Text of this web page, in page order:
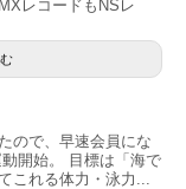
レコードもNSレ
ので、早速会員にな
開始。 目標は「海で
これる体力・泳力...